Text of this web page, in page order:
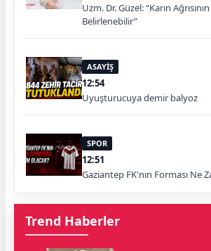
Uzm. Dr. Güzel: “Karın
Belirlenebilir”
ASAYİŞ
12:54
Uyuşturucuya demir balyoz
SPOR
12:51
Gaziantep FK'nın Forması Ne
Trend Haberler